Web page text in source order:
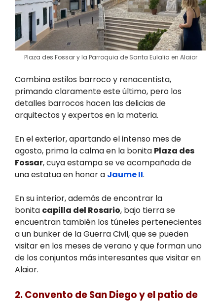
Plaza des Fossar y la Parroquia de Santa Eulalia en Alaior
Combina estilos barroco y renacentista,
primando claramente este último, pero los
detalles barrocos hacen las delicias de
arquitectos y expertos en la materia.
En el exterior, apartando el intenso mes de
agosto, prima la calma en la bonita Plaza des
Fossar, cuya estampa se ve acompañada de
una estatua en honor a Jaume II.
En su interior, además de encontrar la
bonita capilla del Rosario, bajo tierra se
encuentran también los túneles pertenecientes
a un bunker de la Guerra Civil, que se pueden
visitar en los meses de verano y que forman uno
de los conjuntos más interesantes que visitar en
Alaior.
2. Convento de San Diego y el patio de